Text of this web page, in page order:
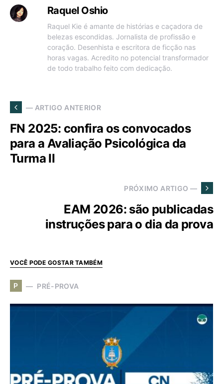
Raquel Oshio
Raquel Kie é amante de histórias e caçadora de
belezas escondidas. Jornalista de profissão e
coração. Desenhista e escritora de ficção nas
horas vagas. Acredito no potencial transformador
de todo trabalho feito com dedicação.
— ARTIGO ANTERIOR
FN 2025: confira os convocados
para a Avaliação Psicológica da
Turma II
PRÓXIMO ARTIGO —
EAM 2026: são publicadas
instruções para o dia da prova
VOCÊ PODE GOSTAR TAMBÉM
P PRÉ-PROVA